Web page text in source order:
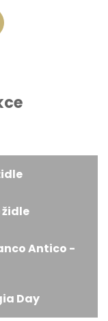
Antico -
Day